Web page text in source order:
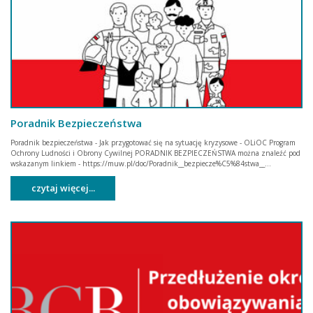
Poradnik Bezpieczeństwa
Poradnik bezpieczeństwa - Jak przygotować się na sytuację kryzysowe - OLiOC Program
Ochrony Ludności i Obrony Cywilnej PORADNIK BEZPIECZEŃSTWA można znaleźć pod
wskazanym linkiem - https://muw.pl/doc/Poradnik__bezpiecze%C5%84stwa__...
czytaj więcej...